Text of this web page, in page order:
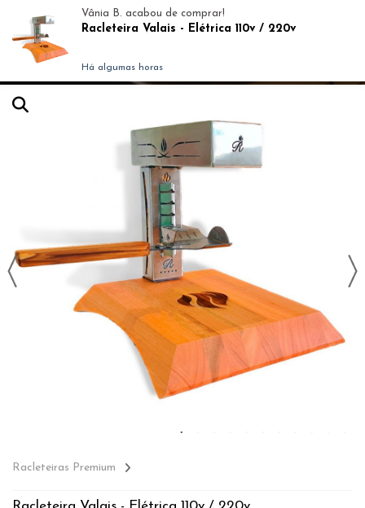
Racleteiras Premium
Vânia B. acabou de comprar!
Racleteira Valais - Elétrica 110v / 220v
Há algumas horas